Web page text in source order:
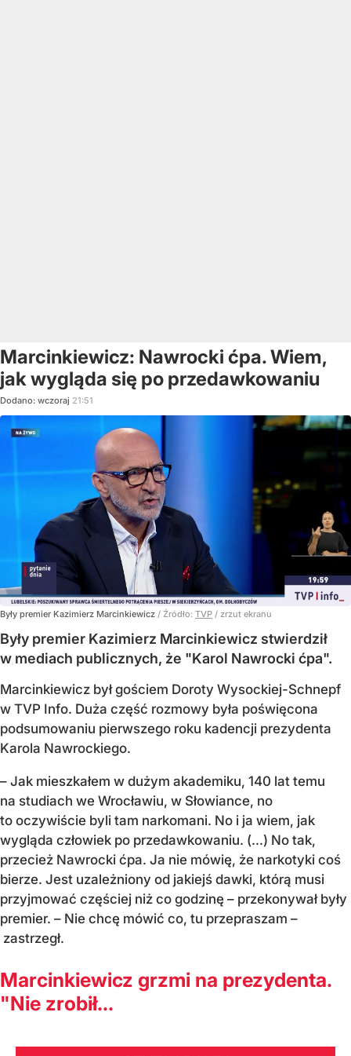
Marcinkiewicz: Nawrocki ćpa. Wiem,
jak wygląda się po przedawkowaniu
Dodano: wczoraj 21:51
Były premier Kazimierz Marcinkiewicz / Źródło: TVP / zrzut ekranu
Były premier Kazimierz Marcinkiewicz stwierdził
w mediach publicznych, że "Karol Nawrocki ćpa".
Marcinkiewicz był gościem Doroty Wysockiej-Schnepf
w TVP Info. Duża część rozmowy była poświęcona
podsumowaniu pierwszego roku kadencji prezydenta
Karola Nawrockiego.
– Jak mieszkałem w dużym akademiku, 140 lat temu
na studiach we Wrocławiu, w Słowiance, no
to oczywiście byli tam narkomani. No i ja wiem, jak
wygląda człowiek po przedawkowaniu. (...) No tak,
przecież Nawrocki ćpa. Ja nie mówię, że narkotyki coś
bierze. Jest uzależniony od jakiejś dawki, którą musi
przyjmować częściej niż co godzinę – przekonywał były
premier. – Nie chcę mówić co, tu przepraszam –
zastrzegł.
Marcinkiewicz grzmi na prezydenta.
"Nie zrobił...